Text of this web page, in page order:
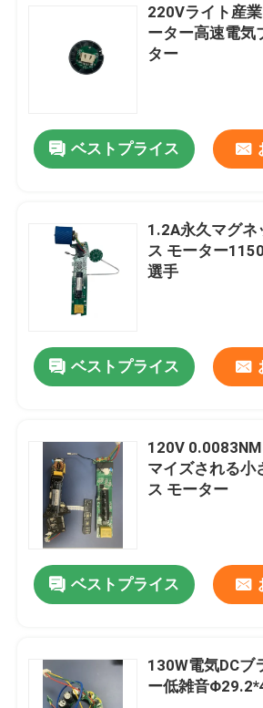
プロダクト
ビデオ
私達について
品質管理
私達に連絡しなさい
引用を要求しなさい
DCのブラシレス モーター
220Vライト産
ーター高速電気
ター
ベストプライス
1.2A永久マグネ
ス モーター
選手
ベストプライス
120V
マイズされる小
ス モーター
ベストプライス
130W電気DCブ
ー低雑音